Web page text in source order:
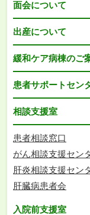
面会について
出産について
緩和ケア病棟のご
患者サポートセン
相談支援室
患者相談窓口
がん相談支援セン
肝炎相談支援セン
肝臓病患者会
入院前支援室